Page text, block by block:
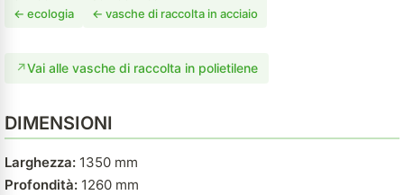
← ecologia ← vasche di raccolta in acciaio
↗Vai alle vasche di raccolta in polietilene
DIMENSIONI
Larghezza: 1350 mm
Profondità: 1260 mm